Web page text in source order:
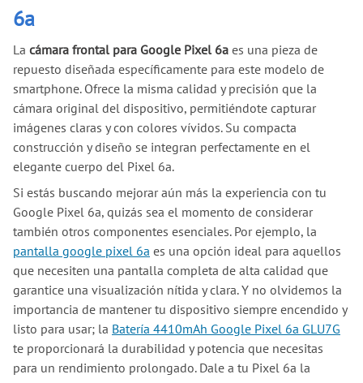
6a
La cámara frontal para Google Pixel 6a es una pieza de
repuesto diseñada específicamente para este modelo de
smartphone. Ofrece la misma calidad y precisión que la
cámara original del dispositivo, permitiéndote capturar
imágenes claras y con colores vívidos. Su compacta
construcción y diseño se integran perfectamente en el
elegante cuerpo del Pixel 6a.
Si estás buscando mejorar aún más la experiencia con tu
Google Pixel 6a, quizás sea el momento de considerar
también otros componentes esenciales. Por ejemplo, la
pantalla google pixel 6a es una opción ideal para aquellos
que necesiten una pantalla completa de alta calidad que
garantice una visualización nítida y clara. Y no olvidemos la
importancia de mantener tu dispositivo siempre encendido y
listo para usar; la Batería 4410mAh Google Pixel 6a GLU7G
te proporcionará la durabilidad y potencia que necesitas
para un rendimiento prolongado. Dale a tu Pixel 6a la